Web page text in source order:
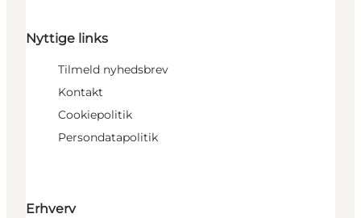
Nyttige links
Tilmeld nyhedsbrev
Kontakt
Cookiepolitik
Persondatapolitik
Erhverv